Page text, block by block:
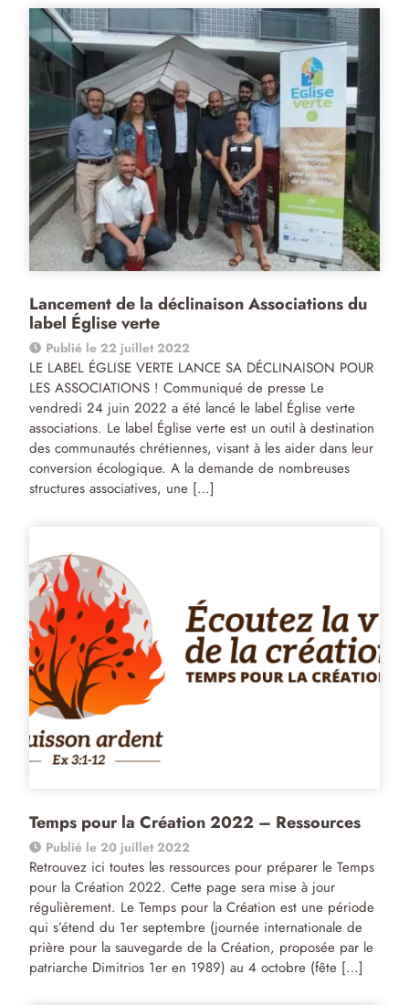
Lancement de la déclinaison Associations du
label Église verte
Publié le 22 juillet 2022
LE LABEL ÉGLISE VERTE LANCE SA DÉCLINAISON POUR
LES ASSOCIATIONS ! Communiqué de presse Le
vendredi 24 juin 2022 a été lancé le label Église verte
associations. Le label Église verte est un outil à destination
des communautés chrétiennes, visant à les aider dans leur
conversion écologique. A la demande de nombreuses
structures associatives, une […]
Temps pour la Création 2022 – Ressources
Publié le 20 juillet 2022
Retrouvez ici toutes les ressources pour préparer le Temps
pour la Création 2022. Cette page sera mise à jour
régulièrement. Le Temps pour la Création est une période
qui s’étend du 1er septembre (journée internationale de
prière pour la sauvegarde de la Création, proposée par le
patriarche Dimitrios 1er en 1989) au 4 octobre (fête […]